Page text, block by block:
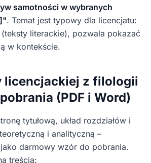
samotności w wybranych
. Temat jest typowy dla licencjatu:
(teksty literackie), pozwala pokazać
w kontekście.
licencjackiej z filologii
(PDF i Word)
tytułową, układ rozdziałów i
i analityczną –
darmowy wzór do pobrania.
treścią: